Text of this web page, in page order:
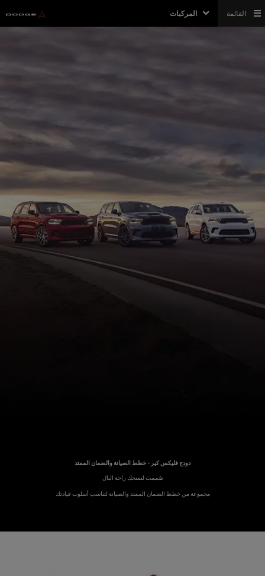
المركبات القائمة
دودج فليكس كير - خطط الصيانة والضمان الممتد
صُممت لتمنحك راحة البال
مجموعة من خطط الضمان الممتد والصيانة لتناسب أسلوب قيادتك